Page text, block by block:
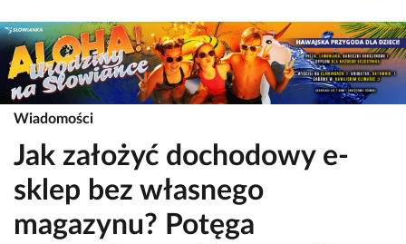
Wiadomości
Jak założyć dochodowy e-
sklep bez własnego
magazynu? Potęga